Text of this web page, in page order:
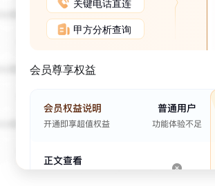
甲方分析查询
会员尊享权益